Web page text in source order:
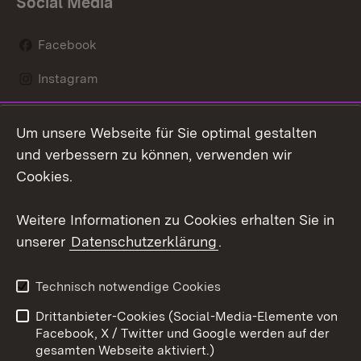
Facebook
Instagram
Mastodon
Youtube
Kontakt
Datenschutz
Barrierefreiheit
Impressum Cookies
Um unsere Webseite für Sie optimal gestalten
und verbessern zu können, verwenden wir
Cookies.
Weitere Informationen zu Cookies erhalten Sie in
unserer Datenschutzerklärung.
Technisch notwendige Cookies
Drittanbieter-Cookies (Social-Media-Elemente von
Facebook, X / Twitter und Google werden auf der
gesamten Webseite aktiviert.)